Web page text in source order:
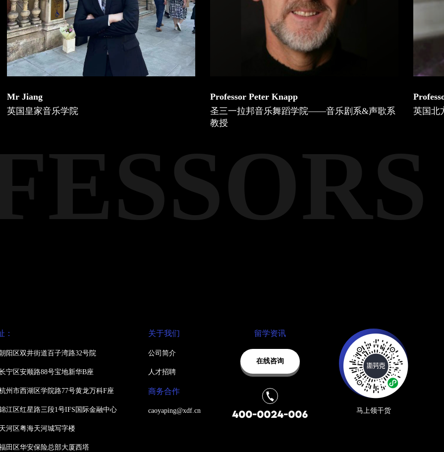
圣三一拉邦音乐舞蹈学院——音乐剧系&声歌系
Professor Lynne Dawson
英国北方皇家音乐学院——声歌系系主任
：
阳区双井街道百子湾路32号院
宁区安顺路88号宝地新华B座
州市西湖区学院路77号黄龙万科F座
江区红星路三段1号IFS国际金融中心
河区粤海天河城写字楼
田区华安保险总部大厦西塔
关于我们
公司简介
人才招聘
商务合作
caoyaping@xdf.cn
留学资讯
在线咨询
马上领干货